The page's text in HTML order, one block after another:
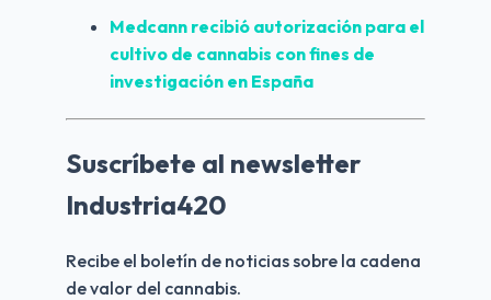
Medcann recibió autorización para el
cultivo de cannabis con fines de
investigación en España
Suscríbete al newsletter
Industria420
Recibe el boletín de noticias sobre la cadena
de valor del cannabis.